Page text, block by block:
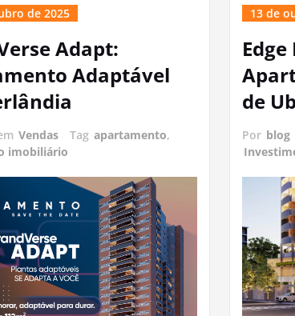
de 2025
Adapt:
Adaptável
Vendas Tag apartamento,
imobiliário
13 de
de
Por blog